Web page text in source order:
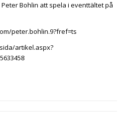
Bohlin att spela i eventtältet på
peter.bohlin.9?fref=ts
artikel.aspx?